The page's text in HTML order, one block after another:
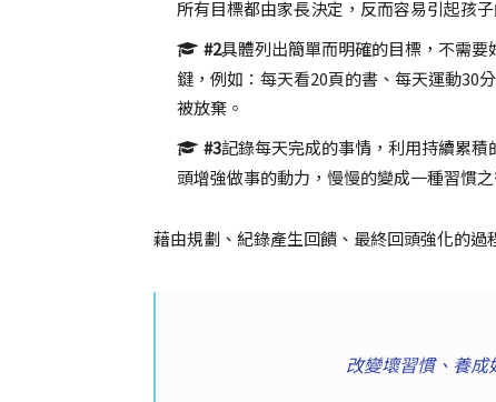
所有目標都由家長決定，反而容易引起孩子
#2具體列出簡單而明確的目標，不需
鍵，例如：每天看20頁的書、每天運動30
被放棄。
#3記錄每天完成的事情，利用持續累
頭增強做事的動力，慢慢的變成一種習慣
藉由規劃、紀錄產生回饋、最終回頭強化的過
改變壞習慣、養